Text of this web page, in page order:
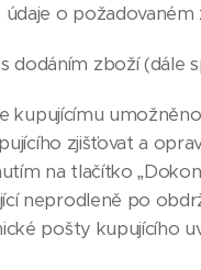
o
zboží (dále
kupujícímu
zjišťovat a
na tlačítko
neprodleně po
pošty kupujícího